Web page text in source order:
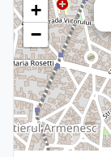
+
−